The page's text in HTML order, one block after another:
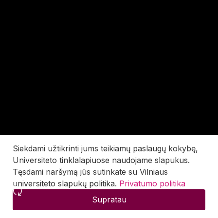
Siekdami užtikrinti jums teikiamų paslaugų kokybę,
Universiteto tinklalapiuose naudojame slapukus.
Tęsdami naršymą jūs sutinkate su Vilniaus
universiteto slapukų politika. Privatumo politika
Supratau